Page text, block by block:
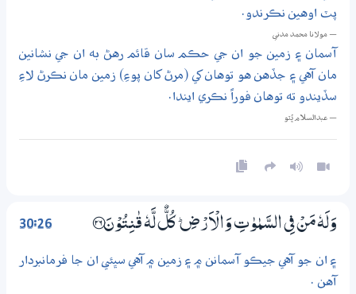
پٽ اوهين نڪرندو.
— مولانا محمد مدني
آسمان ۽ زمين جو ان جي حڪم سان قائم رهڻ به ان جي نشانين
مان آهي ۽ جڏهن هو توهان کي (مرڻ کان پوءِ) زمين مان نڪرڻ لاءِ
سڏيندو ته توهان فوراً نڪري ايندا.
— عبدالسلام ڀُٽو
30:26 وَلَهٗ مَنْ فِي السَّمٰوٰتِ وَالْاَرْضِ ۭ كُلٌّ لَّهٗ قٰنِتُوْنَ ؀26
۽ ان جو آهي جيڪو آسمانن ۾ ۽ زمين ۾ آهي سڀئي ان جا فرمانبردار
آهن .